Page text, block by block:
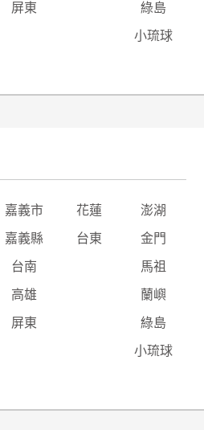
屏東 綠島
小琉球
嘉義市 花蓮 澎湖
嘉義縣 台東 金門
台南 馬祖
高雄 蘭嶼
屏東 綠島
小琉球